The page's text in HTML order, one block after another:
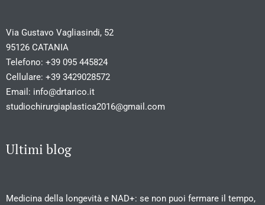
Via Gustavo Vagliasindi, 52
95126 CATANIA
Telefono: +39 095 445824
Cellulare: +39 3429028572
Email: info@drtarico.it
studiochirurgiaplastica2016@gmail.com
Ultimi blog
Medicina della longevità e NAD+: se non puoi fermare il tempo,